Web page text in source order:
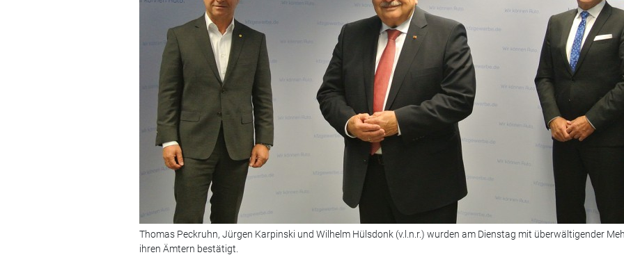
Thomas Peckruhn, Jürgen Karpinski und Wilhelm Hülsdonk (v.l.n.r.) wurden am Dienstag mit überwältigender
ihren Ämtern bestätigt.